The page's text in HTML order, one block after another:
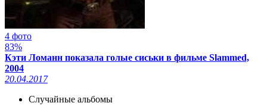
4 фото
83%
Кэти Ломанн показала голые сиськи в фильме Slammed,
2004
20.04.2017
Случайные альбомы